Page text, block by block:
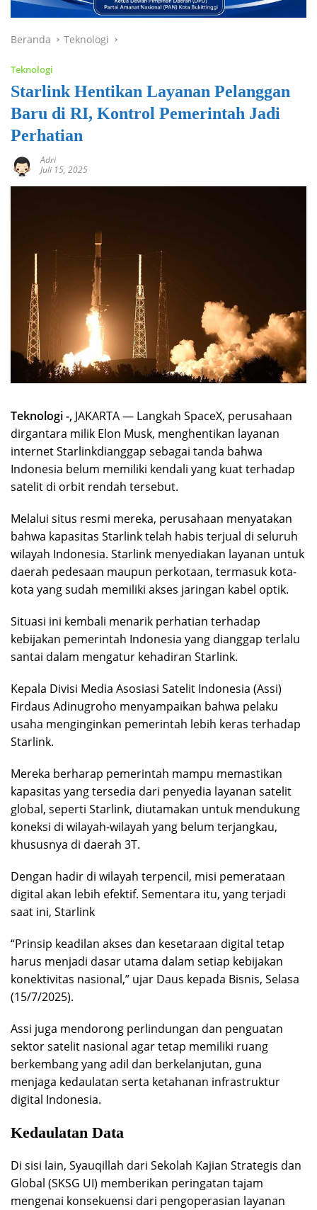
Beranda Teknologi
Teknologi
Starlink Hentikan Layanan Pelanggan
Baru di RI, Kontrol Pemerintah Jadi
Perhatian
Adri
Juli 15, 2025
Teknologi -, JAKARTA — Langkah SpaceX, perusahaan
dirgantara milik Elon Musk, menghentikan layanan
internet Starlinkdianggap sebagai tanda bahwa
Indonesia belum memiliki kendali yang kuat terhadap
satelit di orbit rendah tersebut.
Melalui situs resmi mereka, perusahaan menyatakan
bahwa kapasitas Starlink telah habis terjual di seluruh
wilayah Indonesia. Starlink menyediakan layanan untuk
daerah pedesaan maupun perkotaan, termasuk kota-
kota yang sudah memiliki akses jaringan kabel optik.
Situasi ini kembali menarik perhatian terhadap
kebijakan pemerintah Indonesia yang dianggap terlalu
santai dalam mengatur kehadiran Starlink.
Kepala Divisi Media Asosiasi Satelit Indonesia (Assi)
Firdaus Adinugroho menyampaikan bahwa pelaku
usaha menginginkan pemerintah lebih keras terhadap
Starlink.
Mereka berharap pemerintah mampu memastikan
kapasitas yang tersedia dari penyedia layanan satelit
global, seperti Starlink, diutamakan untuk mendukung
koneksi di wilayah-wilayah yang belum terjangkau,
khususnya di daerah 3T.
Dengan hadir di wilayah terpencil, misi pemerataan
digital akan lebih efektif. Sementara itu, yang terjadi
saat ini, Starlink
“Prinsip keadilan akses dan kesetaraan digital tetap
harus menjadi dasar utama dalam setiap kebijakan
konektivitas nasional,” ujar Daus kepada Bisnis, Selasa
(15/7/2025).
Assi juga mendorong perlindungan dan penguatan
sektor satelit nasional agar tetap memiliki ruang
berkembang yang adil dan berkelanjutan, guna
menjaga kedaulatan serta ketahanan infrastruktur
digital Indonesia.
Kedaulatan Data
Di sisi lain, Syauqillah dari Sekolah Kajian Strategis dan
Global (SKSG UI) memberikan peringatan tajam
mengenai konsekuensi dari pengoperasian layanan